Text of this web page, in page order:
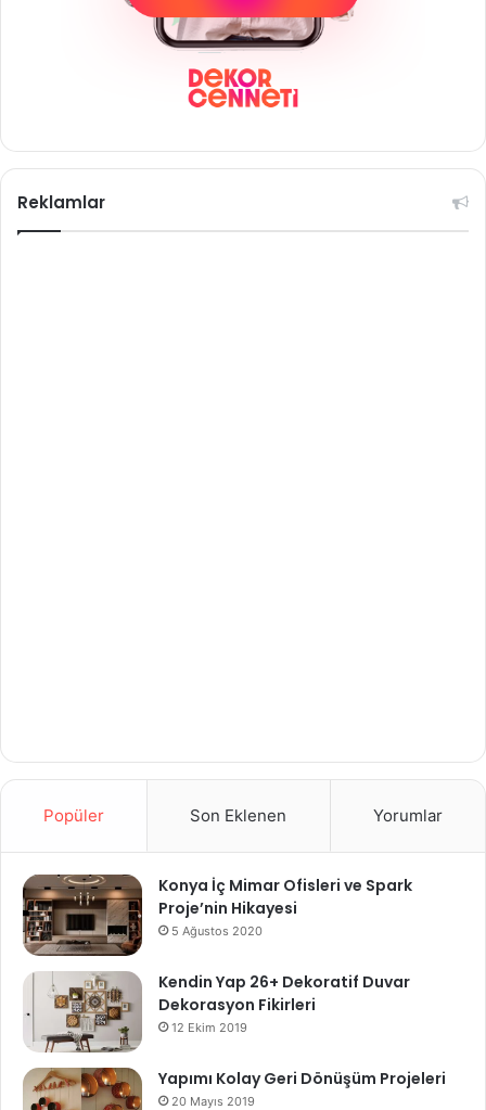
Reklamlar
Popüler Son Eklenen Yorumlar
Konya İç Mimar Ofisleri ve Spark
Proje’nin Hikayesi
5 Ağustos 2020
Kendin Yap 26+ Dekoratif Duvar
Dekorasyon Fikirleri
12 Ekim 2019
Yapımı Kolay Geri Dönüşüm Projeleri
20 Mayıs 2019